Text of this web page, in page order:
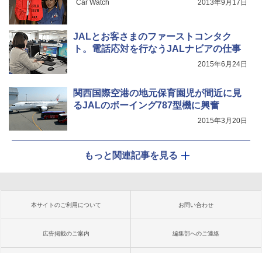
Car Watch 2013年9月17日
JALとお客さまのファーストコンタク
ト。電話応対を行なうJALナビアの仕事
2015年6月24日
関西国際空港の地元保育園児が間近に見
るJALのボーイング787型機に興奮
2015年3月20日
もっと関連記事を見る
本サイトのご利用について お問い合わせ
広告掲載のご案内 編集部へのご連絡